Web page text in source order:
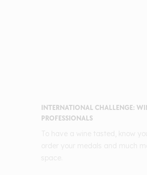
INTERNATIONAL CHALLENGE:
PROFESSIONALS